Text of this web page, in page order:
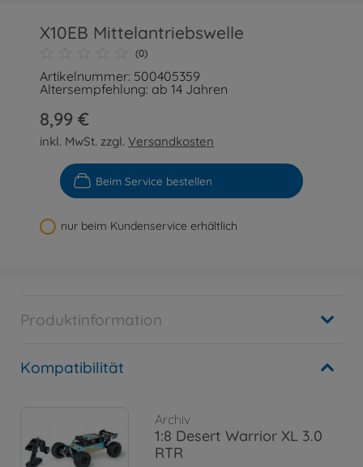
X10EB Mittelantriebswelle
(0)
Artikelnummer: 500405359
Altersempfehlung: ab 14 Jahren
8,99 €
inkl. MwSt. zzgl.Versandkosten
Beim Service bestellen
nur beim Kundenservice erhältlich
Produktinformation
Kompatibilität
Archiv
1:8 Desert Warrior XL 3.0
RTR